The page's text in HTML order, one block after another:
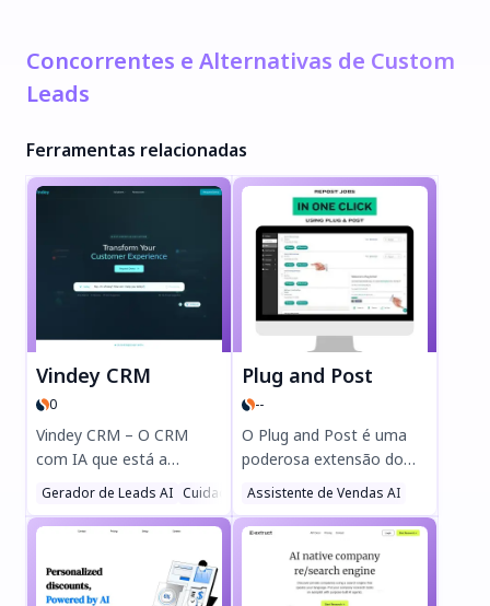
Concorrentes e Alternativas de Custom
Leads
Ferramentas relacionadas
Vindey CRM
0
Vindey CRM – O CRM
com IA que está a
revolucionar a gestão de
Aumente a eficiência com
automatizados, nutrição
Gerador de Leads AI Cuidados de Saúde Assistente de Atendimento
Plug and Post
--
O Plug and Post é uma
poderosa extensão do
Chrome para
concebida para poupar
tempo com títulos e
descrições de emprego
Assistente de Vendas AI